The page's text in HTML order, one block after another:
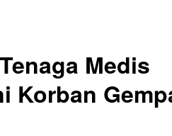
Medis
Korban